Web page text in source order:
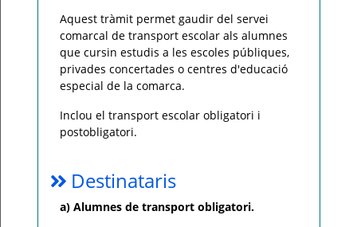
Aquest tràmit permet gaudir del servei
comarcal de transport escolar als alumnes
que cursin estudis a les escoles públiques,
privades concertades o centres d'educació
especial de la comarca.
Inclou el transport escolar obligatori i
postobligatori.
Destinataris
a) Alumnes de transport obligatori.